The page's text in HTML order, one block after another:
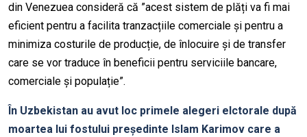
din Venezuea consideră că ”acest sistem de plăți va fi mai
eficient pentru a facilita tranzacțiile comerciale și pentru a
minimiza costurile de producție, de înlocuire și de transfer
care se vor traduce în beneficii pentru serviciile bancare,
comerciale și populație”.
În Uzbekistan au avut loc primele alegeri elctorale după
moartea lui fostului președinte Islam Karimov care a